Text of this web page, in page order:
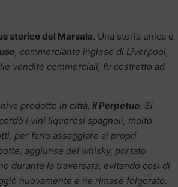
storico del Marsala. Una storia unica e
, commerciante inglese di Liverpool,
vendite commerciali, fu costretto ad
prodotto in città, il Perpetuo. Si
i vini liquorosi spagnoli, molto
per farlo assaggiare ai propri
aggiunse del whisky, portato
durante la traversata, evitando così di
nuovamente e ne rimase folgorato.